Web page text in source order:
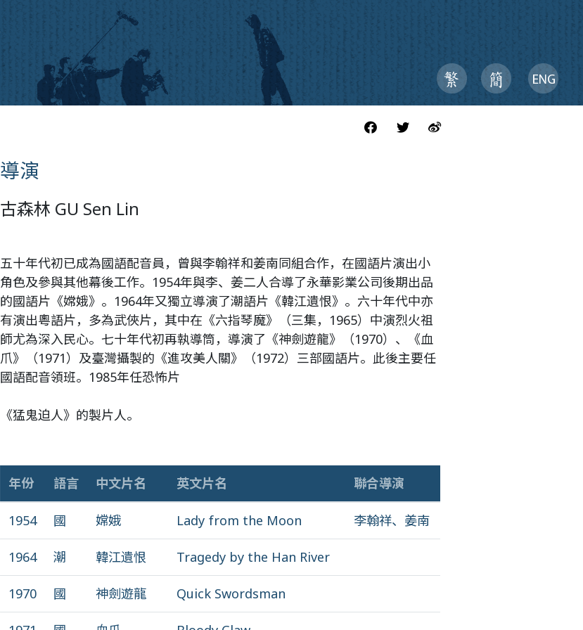
導演
古森林 GU Sen Lin
五十年代初已成為國語配音員，曾與李翰祥和姜南同組合作，在國語片演出小
角色及參與其他幕後工作。1954年與李、姜二人合導了永華影業公司後期出品
的國語片《嫦娥》。1964年又獨立導演了潮語片《韓江遺恨》。六十年代中亦
有演出粵語片，多為武俠片，其中在《六指琴魔》（三集，1965）中演烈火祖
師尤為深入民心。七十年代初再執導筒，導演了《神劍遊龍》（1970）、《血
爪》（1971）及臺灣攝製的《進攻美人關》（1972）三部國語片。此後主要任
國語配音領班。1985年任恐怖片
《猛鬼迫人》的製片人。
年份 語言 中文片名 英文片名 聯合導演
1954 國 嫦娥 Lady from the Moon 李翰祥、姜南
1964 潮 韓江遺恨 Tragedy by the Han River
1970 國 神劍遊龍 Quick Swordsman